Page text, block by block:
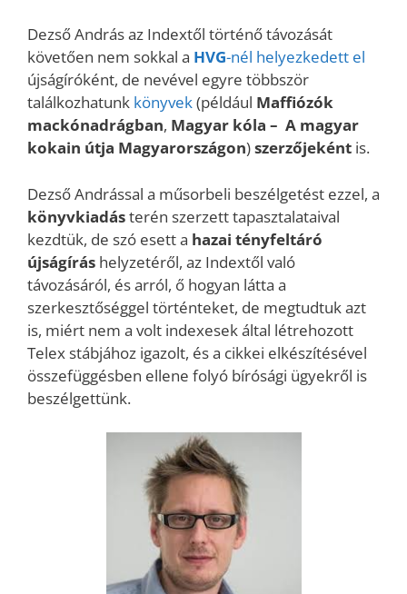
Dezső András az Indextől történő távozását
követően nem sokkal a HVG-nél helyezkedett el
újságíróként, de nevével egyre többször
találkozhatunk könyvek(például Maffiózók
mackónadrágban, Magyar kóla – A magyar
kokain útja Magyarországon)szerzőjeként is.
Dezső Andrással a műsorbeli beszélgetést ezzel, a
könyvkiadásterén szerzett tapasztalataival
kezdtük, de szó esett a hazai tényfeltáró
újságírás helyzetéről, az Indextől való
távozásáról, és arról, ő hogyan látta a
szerkesztőséggel történteket, de megtudtuk azt
is, miért nem a volt indexesek által létrehozott
Telex stábjához igazolt, és a cikkei elkészítésével
összefüggésben ellene folyó bírósági ügyekről is
beszélgettünk.